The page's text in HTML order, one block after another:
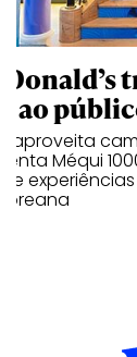
ao
aproveita
Méqui
e